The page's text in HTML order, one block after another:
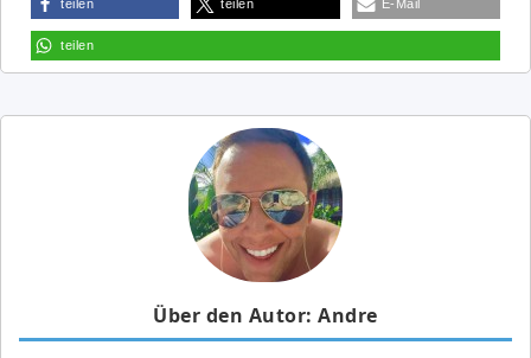
teilen teilen E-Mail
teilen
Über den Autor: Andre